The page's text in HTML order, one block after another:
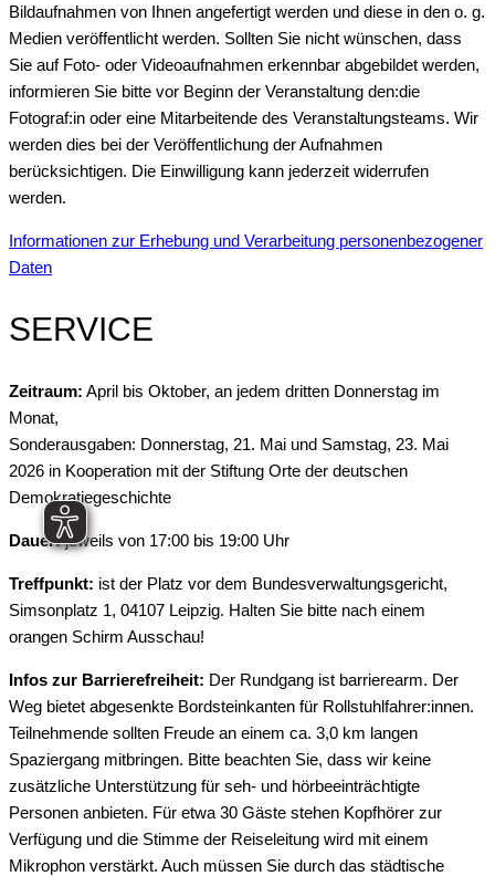
Bildaufnahmen von Ihnen angefertigt werden und diese in den o. g.
Medien veröffentlicht werden. Sollten Sie nicht wünschen, dass
Sie auf Foto- oder Videoaufnahmen erkennbar abgebildet werden,
informieren Sie bitte vor Beginn der Veranstaltung den:die
Fotograf:in oder eine Mitarbeitende des Veranstaltungsteams. Wir
werden dies bei der Veröffentlichung der Aufnahmen
berücksichtigen. Die Einwilligung kann jederzeit widerrufen
werden.
Informationen zur Erhebung und Verarbeitung personenbezogener
Daten
SERVICE
Zeitraum: April bis Oktober, an jedem dritten Donnerstag im
Monat,
Sonderausgaben: Donnerstag, 21. Mai und Samstag, 23. Mai
2026 in Kooperation mit der Stiftung Orte der deutschen
Demokratiegeschichte
Dauer:jeweils von 17:00 bis 19:00 Uhr
Treffpunkt: ist der Platz vor dem Bundesverwaltungsgericht,
Simsonplatz 1, 04107 Leipzig. Halten Sie bitte nach einem
orangen Schirm Ausschau!
Infos zur Barrierefreiheit: Der Rundgang ist barrierearm. Der
Weg bietet abgesenkte Bordsteinkanten für Rollstuhlfahrer:innen.
Teilnehmende sollten Freude an einem ca. 3,0 km langen
Spaziergang mitbringen. Bitte beachten Sie, dass wir keine
zusätzliche Unterstützung für seh- und hörbeeinträchtigte
Personen anbieten. Für etwa 30 Gäste stehen Kopfhörer zur
Verfügung und die Stimme der Reiseleitung wird mit einem
Mikrophon verstärkt. Auch müssen Sie durch das städtische